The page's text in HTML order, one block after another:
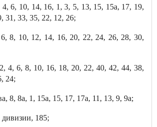
6, 10, 14, 16, 1, 3, 5, 13, 15, 15а, 17, 19,
31, 33, 35, 22, 12, 26;
8, 10, 12, 14, 16, 20, 22, 24, 26, 28, 30,
4, 6, 8, 10, 16, 18, 20, 22, 40, 42, 44, 38,
24;
8, 8а, 1, 15а, 15, 17, 17а, 11, 13, 9, 9а;
185;